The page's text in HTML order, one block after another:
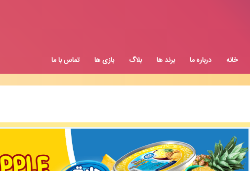
خانه درباره ما برند ها بلاگ بازی ها تماس با ما